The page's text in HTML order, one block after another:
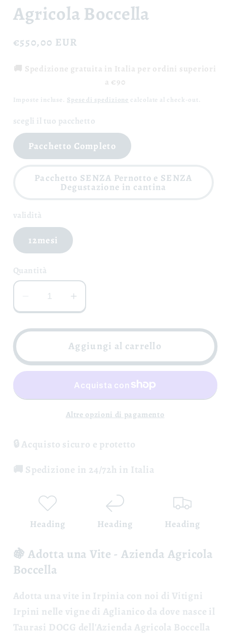
Agricola Boccella
Prezzo
listino
€550,00 EUR
🚚 Spedizione gratuita in Italia per ordini superiori
a €90
Imposte incluse. Spese di spedizione calcolate al check-out.
scegli il tuo pacchetto
Pacchetto Completo
Pacchetto SENZA Pernotto e SENZA
Degustazione in cantina
validità
12mesi
Quantità
Diminuisci
quantità
per
una
Vite
Azienda
Agricola
Aumenta
quantità
per
Adotta
Vite
-
Azienda
Agricola
Aggiungi al carrello
Altre opzioni di pagamento
🔒 Acquisto sicuro e protetto
🚚 Spedizione in 24/72h in Italia
Heading Heading Heading
🍇 Adotta una Vite - Azienda Agricola
Boccella
Adotta una vite in Irpinia con noi di Vitigni
Irpini nelle vigne di Aglianico da dove nasce il
Taurasi DOCG dell'Azienda Agricola Boccella